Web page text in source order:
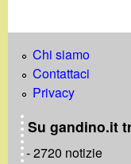
Chi siamo
Contattaci
Privacy
Su gandino.it
- 2720 notizie